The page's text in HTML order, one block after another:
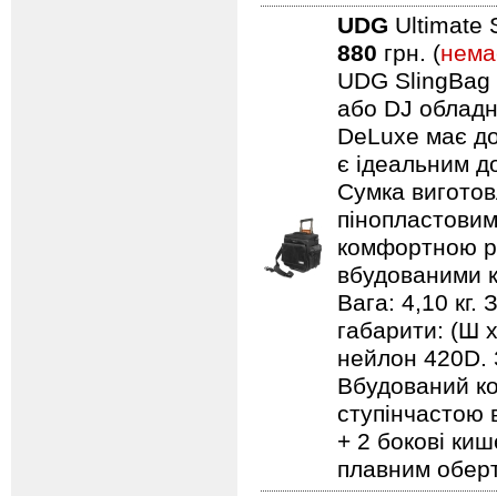
UDG Ultimate
880 грн. (
UDG
або DJ
DeLuxe має
є ідеальним
Сумка
комфортною
вбудованими
Вага: 4,10 кг.
габарити: (Ш
нейлон 420D.
Вбудований
+ 2 бокові
плавним